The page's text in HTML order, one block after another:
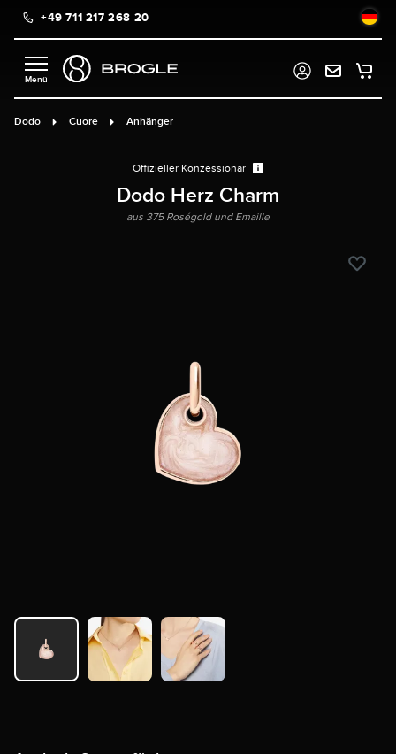
springen
+49 711 217 268 20
Dodo Cuore Anhänger
Offizieller Konzessionär
Dodo Herz Charm
aus 375 Roségold und Emaille